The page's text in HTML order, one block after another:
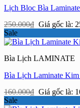
Lịch Bloc Bìa
250.000₫ Giá gốc là:
Sale
Bìa Lịch LAMINATE
Bìa Lịch Laminate
160.000₫ Giá gốc là:
Sale